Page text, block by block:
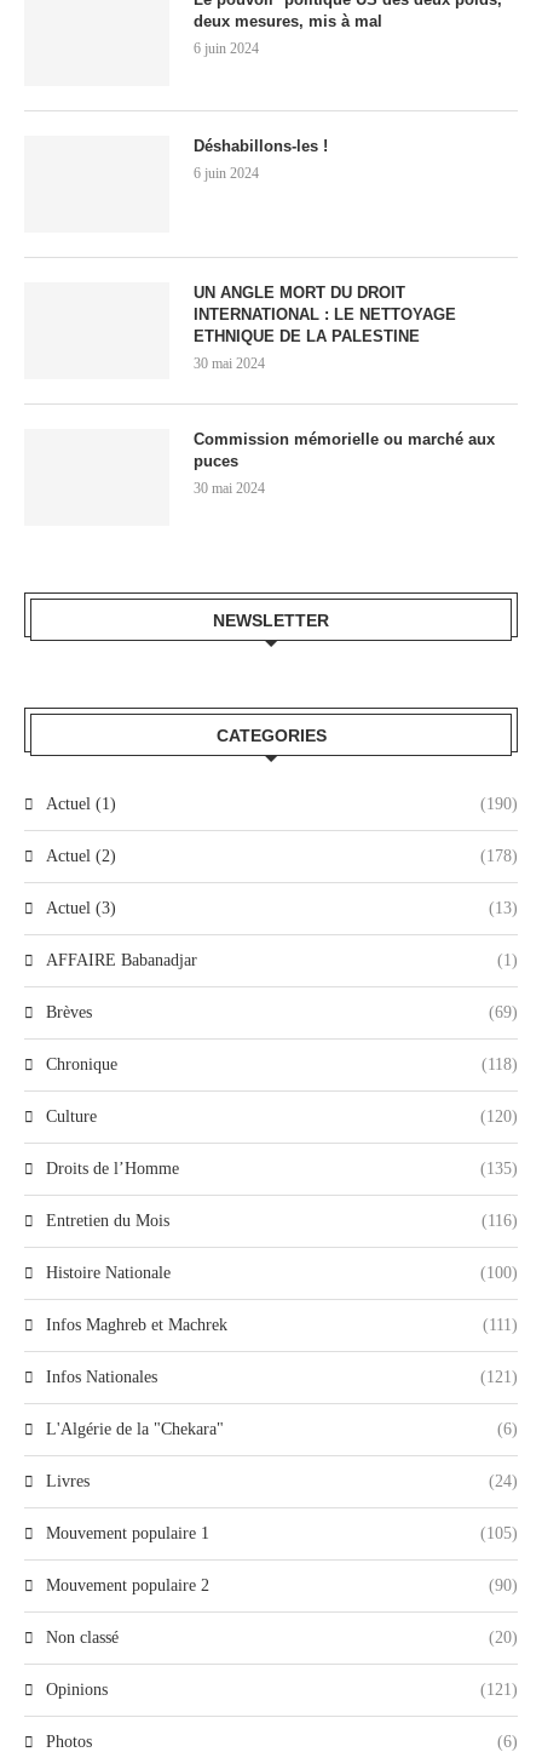
deux mesures, mis à mal
6 juin 2024
Déshabillons-les !
6 juin 2024
UN ANGLE MORT DU DROIT
INTERNATIONAL : LE NETTOYAGE
ETHNIQUE DE LA PALESTINE
30 mai 2024
Commission mémorielle ou marché aux
puces
30 mai 2024
NEWSLETTER
CATEGORIES
Actuel (1) (190)
Actuel (2) (178)
Actuel (3) (13)
AFFAIRE Babanadjar (1)
Brèves (69)
Chronique (118)
Culture (120)
Droits de l’Homme (135)
Entretien du Mois (116)
Histoire Nationale (100)
Infos Maghreb et Machrek (111)
Infos Nationales (121)
L'Algérie de la "Chekara" (6)
Livres (24)
Mouvement populaire 1 (105)
Mouvement populaire 2 (90)
Non classé (20)
Opinions (121)
Photos (6)